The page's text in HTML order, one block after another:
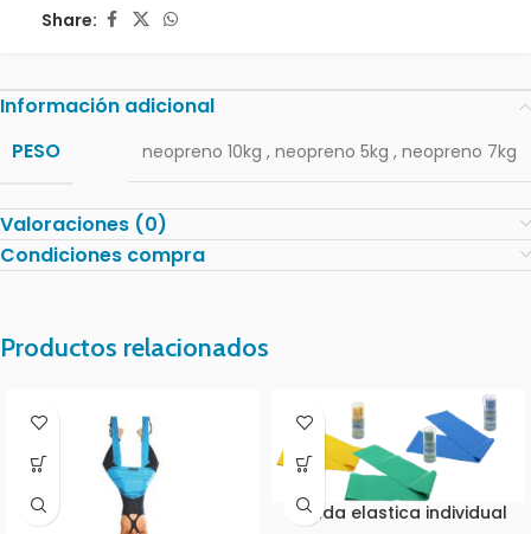
Share:
Información adicional
PESO
neopreno 10kg , neopreno 5kg , neopreno 7kg
Valoraciones (0)
Condiciones compra
Productos relacionados
Banda elastica individual